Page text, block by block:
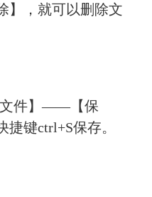
】，就可以删除文
文件】——【保
键ctrl+S保存。